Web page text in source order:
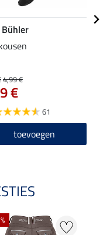
Bühler
4,99 €
€
61
toevoegen